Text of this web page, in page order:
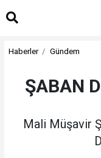
Haberler Gündem
ŞABAN
Mali Müşavir